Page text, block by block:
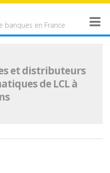
banques en France
et distributeurs
de LCL à